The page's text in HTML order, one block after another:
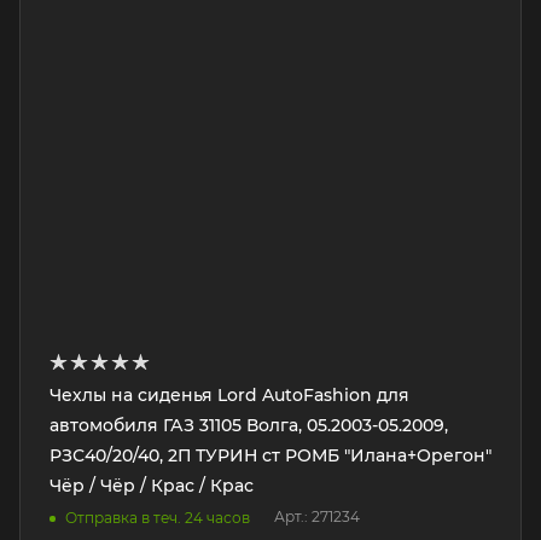
Чехлы на сиденья Lord AutoFashion для
автомобиля ГАЗ 31105 Волга, 05.2003-05.2009,
РЗС40/20/40, 2П ТУРИН ст РОМБ "Илана+Орегон"
Чёр / Чёр / Крас / Крас
Отправка в теч. 24 часов Арт.: 271234